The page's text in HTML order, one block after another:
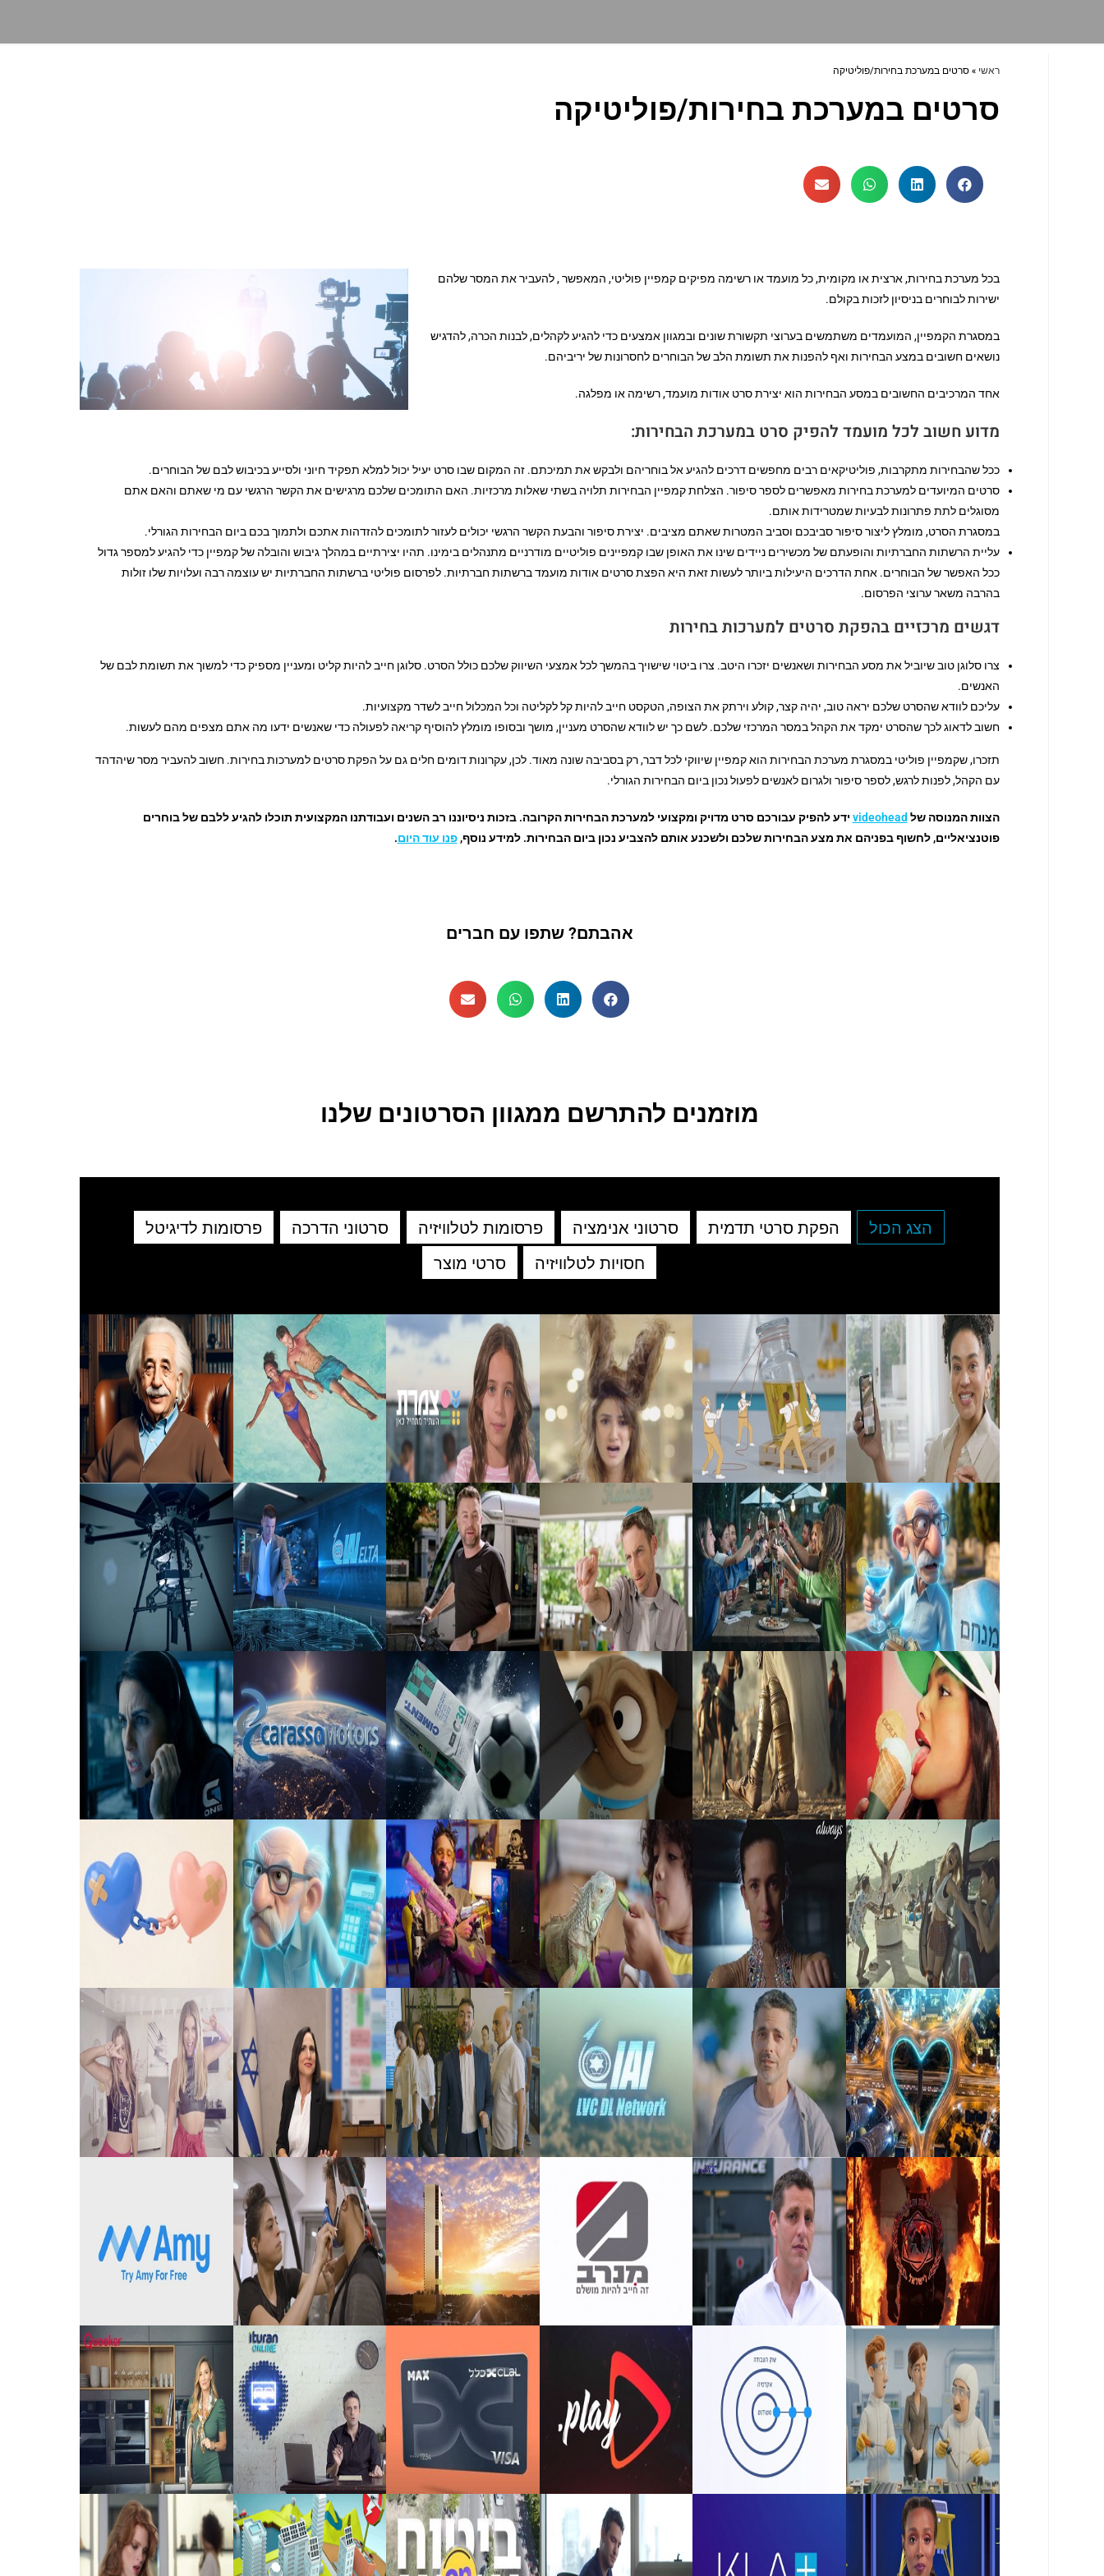
ראשי »סרטים במערכת בחירות/פוליטיקה
סרטים במערכת בחירות/פוליטיקה
בכל מערכת בחירות, ארצית או מקומית, כל מועמד או רשימה מפיקים קמפיין פוליטי, המאפשר , להעביר את המסר שלהם
ישירות לבוחרים בניסיון לזכות בקולם.
במסגרת הקמפיין, המועמדים משתמשים בערוצי תקשורת שונים ובמגוון אמצעים כדי להגיע לקהלים, לבנות הכרה, להדגיש
נושאים חשובים במצע הבחירות ואף להפנות את תשומת הלב של הבוחרים לחסרונות של יריביהם.
אחד המרכיבים החשובים במסע הבחירות הוא יצירת סרט אודות מועמד, רשימה או מפלגה.
מדוע חשוב לכל מועמד להפיק סרט במערכת הבחירות:
ככל שהבחירות מתקרבות, פוליטיקאים רבים מחפשים דרכים להגיע אל בוחריהם ולבקש את תמיכתם. זה המקום שבו סרט יעיל יכול למלא תפקיד חיוני ולסייע בכיבוש לבם של הבוחרים.
סרטים המיועדים למערכת בחירות מאפשרים לספר סיפור. הצלחת קמפיין הבחירות תלויה בשתי שאלות מרכזיות. האם התומכים שלכם מרגישים את הקשר הרגשי עם מי שאתם והאם אתם
מסוגלים לתת פתרונות לבעיות שמטרידות אותם.
במסגרת הסרט, מומלץ ליצור סיפור סביבכם וסביב המטרות שאתם מציבים. יצירת סיפור והבעת הקשר הרגשי יכולים לעזור לתומכים להזדהות אתכם ולתמוך בכם ביום הבחירות הגורלי.
עליית הרשתות החברתיות והופעתם של מכשירים ניידים שינו את האופן שבו קמפיינים פוליטיים מודרניים מתנהלים בימינו. תהיו יצירתיים במהלך גיבוש והובלה של קמפיין כדי להגיע למספר גדול
ככל האפשר של הבוחרים. אחת הדרכים היעילות ביותר לעשות זאת היא הפצת סרטים אודות מועמד ברשתות חברתיות. לפרסום פוליטי ברשתות החברתיות יש עוצמה רבה ועלויות שלו זולות
בהרבה משאר ערוצי הפרסום.
דגשים מרכזיים בהפקת סרטים למערכות בחירות
צרו סלוגן טוב שיוביל את מסע הבחירות ושאנשים יזכרו היטב. צרו ביטוי שישויך בהמשך לכל אמצעי השיווק שלכם כולל הסרט. סלוגן חייב להיות קליט ומעניין מספיק כדי למשוך את תשומת לבם של
האנשים.
עליכם לוודא שהסרט שלכם יראה טוב, יהיה קצר, קולע וירתק את הצופה, הטקסט חייב להיות קל לקליטה וכל המכלול חייב לשדר מקצועיות.
חשוב לדאוג לכך שהסרט ימקד את הקהל במסר המרכזי שלכם. לשם כך יש לוודא שהסרט מעניין, מושך ובסופו מומלץ להוסיף קריאה לפעולה כדי שאנשים ידעו מה אתם מצפים מהם לעשות.
תזכרו, שקמפיין פוליטי במסגרת מערכת הבחירות הוא קמפיין שיווקי לכל דבר, רק בסביבה שונה מאוד. לכן, עקרונות דומים חלים גם על הפקת סרטים למערכות בחירות. חשוב להעביר מסר שיהדהד
עם הקהל, לפנות לרגש, לספר סיפור ולגרום לאנשים לפעול נכון ביום הבחירות הגורלי.
הצוות המנוסה של videohead ידע להפיק עבורכם סרט מדויק ומקצועי למערכת הבחירות הקרובה. בזכות ניסיוננו רב השנים ועבודתנו המקצועית תוכלו להגיע ללבם של בוחרים
פוטנציאליים, לחשוף בפניהם את מצע הבחירות שלכם ולשכנע אותם להצביע נכון ביום הבחירות. למידע נוסף,פנו עוד היום.
אהבתם? שתפו עם חברים
מוזמנים להתרשם ממגוון הסרטונים שלנו
הצג הכול הפקת סרטי תדמית סרטוני אנימציה פרסומות לטלוויזיה סרטוני הדרכה
פרסומות לדיגיטל
חסויות לטלוויזיה
סרטי מוצר